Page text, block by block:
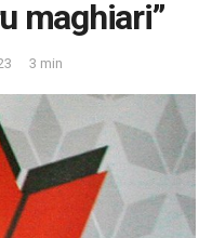
maghiari”
3 min